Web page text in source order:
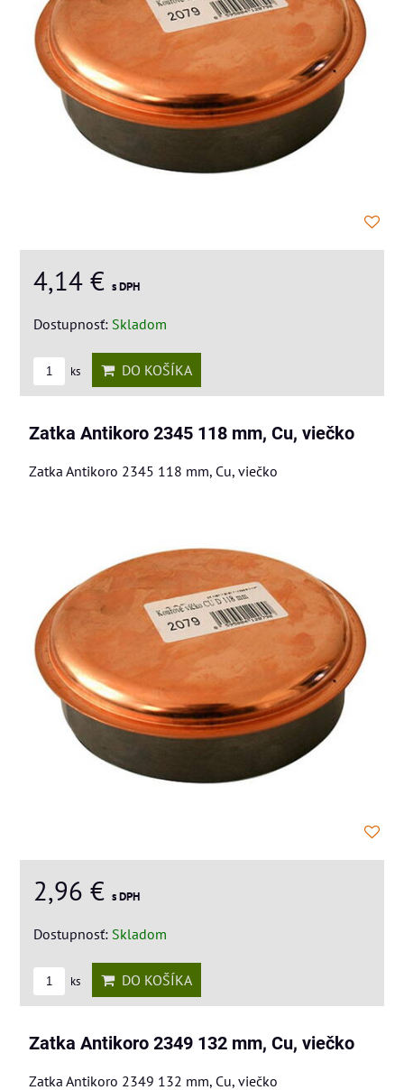
4,14 € s DPH
Dostupnosť: Skladom
ks DO KOŠÍKA
Zatka Antikoro 2345 118 mm, Cu, viečko
Zatka Antikoro 2345 118 mm, Cu, viečko
2,96 € s DPH
Dostupnosť: Skladom
ks DO KOŠÍKA
Zatka Antikoro 2349 132 mm, Cu, viečko
Zatka Antikoro 2349 132 mm, Cu, viečko